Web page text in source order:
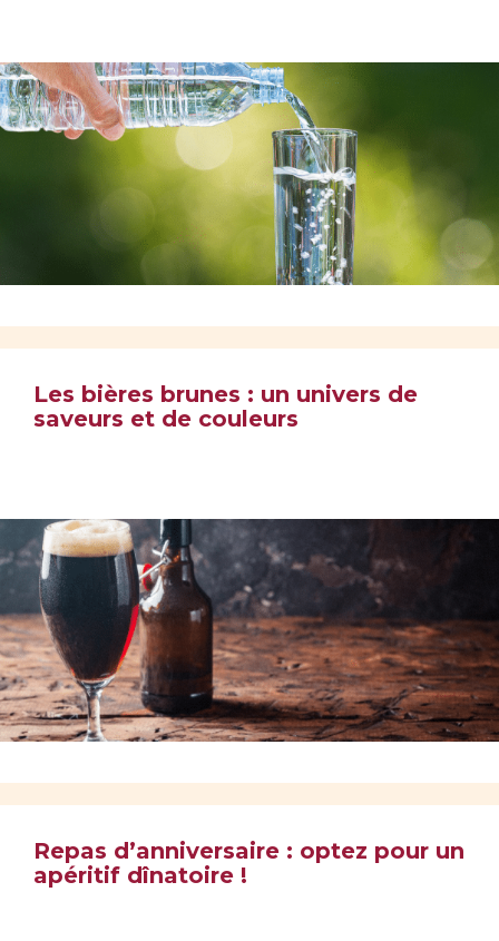
Les bières brunes : un univers de
saveurs et de couleurs
Repas d’anniversaire : optez pour un
apéritif dînatoire !